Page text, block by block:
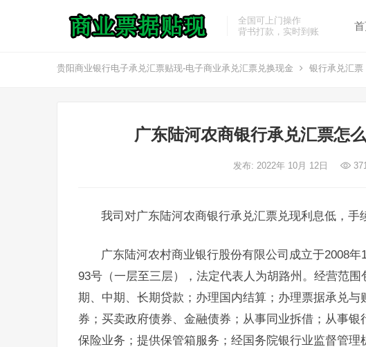
全国可上门操作
背书打款，实时到账
贵阳商业银行电子承兑汇票贴现-电子商业承兑汇票兑换现金 银行承兑汇票
广东陆河农商银行承兑汇票怎
发布: 2022年 10月 12日
我司对广东陆河农商银行承兑汇票兑现利息低，手
广东陆河农村商业银行股份有限公司成立于2008
93号（一层至三层），法定代表人为胡路州。经营范
期、中期、长期贷款；办理国内结算；办理票据承兑
券；买卖政府债券、金融债券；从事同业拆借；从事
保险业务；提供保管箱服务；经国务院银行业监督管理